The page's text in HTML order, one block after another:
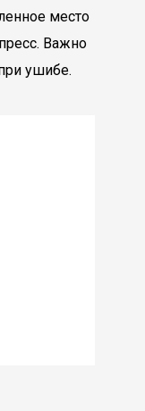
место
Важно
ушибе.